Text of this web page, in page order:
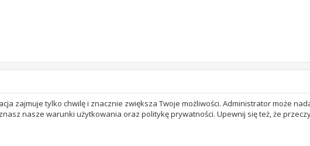
zajmuje tylko chwilę i znacznie zwiększa Twoje możliwości. Administrator może
nasze warunki użytkowania oraz politykę prywatności. Upewnij się też, że